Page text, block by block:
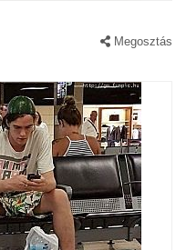
Megosztás